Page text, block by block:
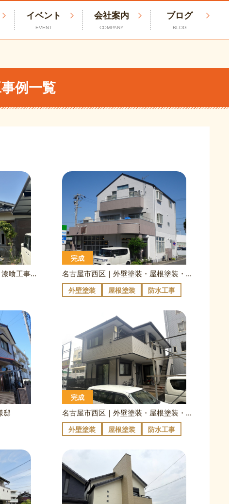
イベント
EVENT
会社案内
COMPANY
ブログ
BLOG
例一覧
名古屋市名東区｜外壁塗装・漆喰工事｜I様邸
完成
名古屋市西区｜外壁塗装・屋根塗装・各所防水｜K様邸
外壁塗装 屋根塗装 防水工事
邸
完成
名古屋市西区｜外壁塗装・屋根塗装・ベランダ防水｜S様邸
外壁塗装 屋根塗装 防水工事